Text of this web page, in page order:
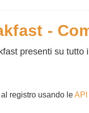
-
presenti su tutto
registro usando leAPI